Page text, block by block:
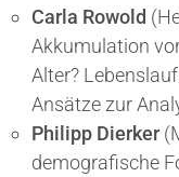
Carla Rowold
Akkumulation
Alter?
Ansätze zur
Philipp Dierker
demografische